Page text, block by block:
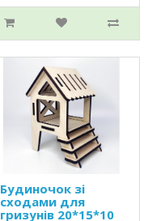
Будиночок зі
сходами для
гризунів 20*15*10